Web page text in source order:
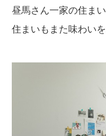
昼馬さん一家の住ま
住まいもまた味わい